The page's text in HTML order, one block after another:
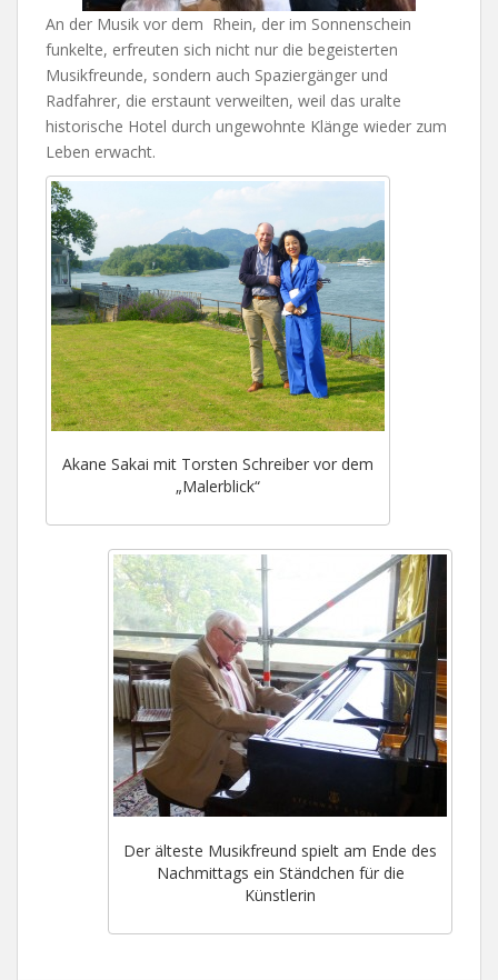
An der Musik vor dem Rhein, der im Sonnenschein
funkelte, erfreuten sich nicht nur die begeisterten
Musikfreunde, sondern auch Spaziergänger und
Radfahrer, die erstaunt verweilten, weil das uralte
historische Hotel durch ungewohnte Klänge wieder zum
Leben erwacht.
Akane Sakai mit Torsten Schreiber vor dem
„Malerblick“
Der älteste Musikfreund spielt am Ende des
Nachmittags ein Ständchen für die
Künstlerin